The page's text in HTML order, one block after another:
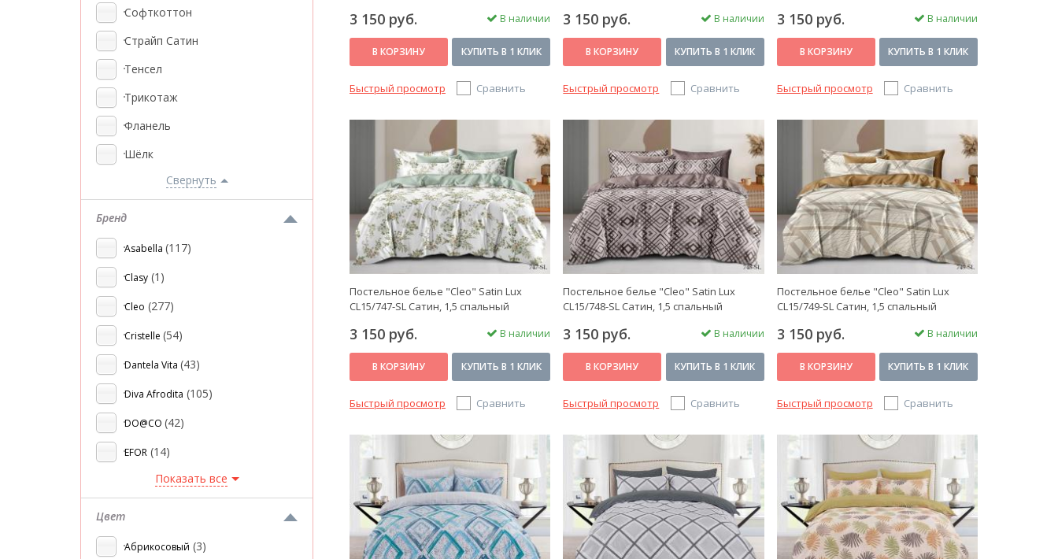
Софткоттон
Страйп Сатин
Тенсел
Трикотаж
Фланель
Шёлк
Свернуть
Бренд
Asabella (117)
Clasy (1)
Cleo (277)
Cristelle (54)
Dantela Vita (43)
Diva Afrodita (105)
DO@CO (42)
EFOR (14)
Показать все
Цвет
Абрикосовый (3)
3 150 руб. В наличии
В КОРЗИНУ КУПИТЬ В 1 КЛИК
Быстрый просмотр Сравнить
3 150 руб. В наличии
В КОРЗИНУ КУПИТЬ В 1 КЛИК
Быстрый просмотр Сравнить
3 150 руб. В наличии
В КОРЗИНУ КУПИТЬ В 1 КЛИК
Быстрый просмотр Сравнить
Постельное белье "Cleo" Satin Lux
CL15/747-SL Сатин, 1,5 спальный
3 150 руб. В наличии
В КОРЗИНУ КУПИТЬ В 1 КЛИК
Быстрый просмотр Сравнить
Постельное белье "Cleo" Satin Lux
CL15/748-SL Сатин, 1,5 спальный
3 150 руб. В наличии
В КОРЗИНУ КУПИТЬ В 1 КЛИК
Быстрый просмотр Сравнить
Постельное белье "Cleo" Satin Lux
CL15/749-SL Сатин, 1,5 спальный
3 150 руб. В наличии
В КОРЗИНУ КУПИТЬ В 1 КЛИК
Быстрый просмотр Сравнить